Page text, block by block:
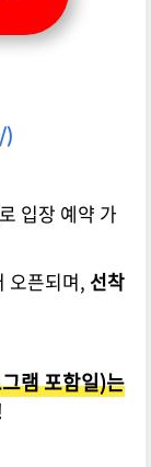
)
입장 예약 가
오픈되며, 선착
램 포함일)는